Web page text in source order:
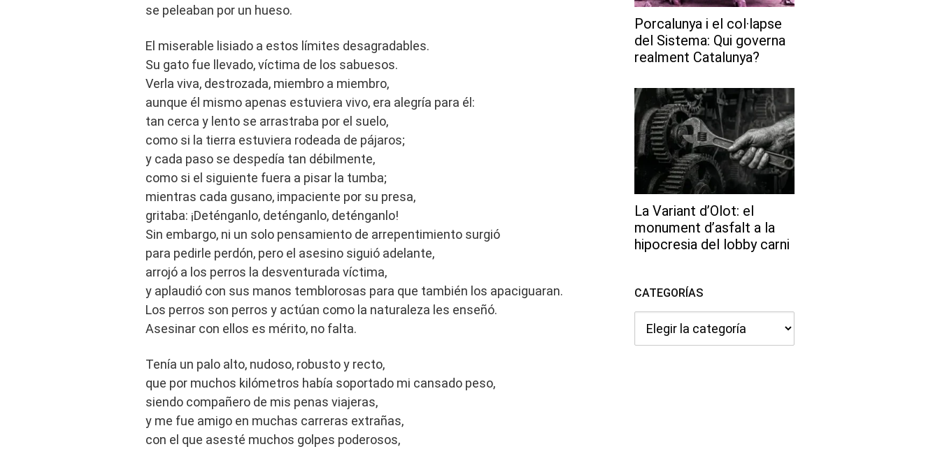
se peleaban por un hueso.
El miserable lisiado a estos límites desagradables.
Su gato fue llevado, víctima de los sabuesos.
Verla viva, destrozada, miembro a miembro,
aunque él mismo apenas estuviera vivo, era alegría para él:
tan cerca y lento se arrastraba por el suelo,
como si la tierra estuviera rodeada de pájaros;
y cada paso se despedía tan débilmente,
como si el siguiente fuera a pisar la tumba;
mientras cada gusano, impaciente por su presa,
gritaba: ¡Deténganlo, deténganlo, deténganlo!
Sin embargo, ni un solo pensamiento de arrepentimiento surgió
para pedirle perdón, pero el asesino siguió adelante,
arrojó a los perros la desventurada víctima,
y aplaudió con sus manos temblorosas para que también los apaciguaran.
Los perros son perros y actúan como la naturaleza les enseñó.
Asesinar con ellos es mérito, no falta.
Tenía un palo alto, nudoso, robusto y recto,
que por muchos kilómetros había soportado mi cansado peso,
siendo compañero de mis penas viajeras,
y me fue amigo en muchas carreras extrañas,
con el que asesté muchos golpes poderosos,
Porcalunya i el col·lapse
del Sistema: Qui governa
realment Catalunya?
La Variant d’Olot: el
monument d’asfalt a la
hipocresia del lobby carni
CATEGORÍAS